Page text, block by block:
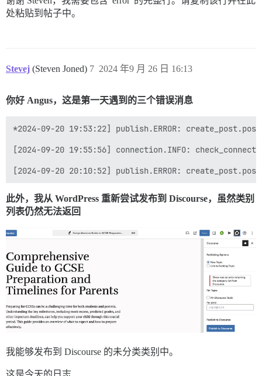
处粘贴到帖子中。
Stevej (Steven Joned) 2024 年9 月 26 日 16:13
7
你好 Angus，这是第一天遇到的三个错误消息
*2024-09-20 19:53:22] publish.ERROR:
[2024-09-20 19:55:56] connection.INFO:
此外，我从 WordPress 重新尝试发布到 Discourse，虽然类别
列表仍然无法返回
我能够发布到 Discourse 的未分类类别中。
这是今天的日志